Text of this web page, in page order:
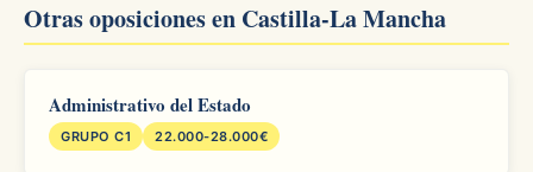
Otras oposiciones en Castilla-La Mancha
Administrativo del Estado
GRUPO C1 22.000-28.000€